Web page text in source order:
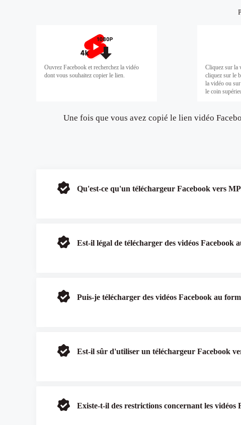
Ouvrez Facebook et recherchez la vidéo
dont vous souhaitez copier le lien.
Cliquez sur la
cliquez sur le
la vidéo ou
le coin
Une fois que vous avez copié le lien vidéo
Qu'est-ce qu'un téléchargeur Facebook vers
Est-il légal de télécharger des vidéos Facebook
Puis-je télécharger des vidéos Facebook au
Est-il sûr d'utiliser un téléchargeur Facebook
Existe-t-il des restrictions concernant les